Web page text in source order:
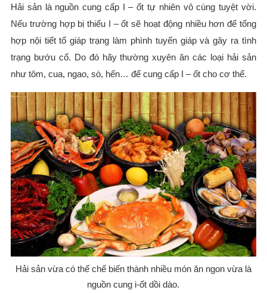
Hải sản là nguồn cung cấp I – ốt tự nhiên vô cùng tuyệt vời.
Nếu trường hợp bị thiếu I – ốt sẽ hoạt động nhiều hơn để tổng
hợp nội tiết tố giáp trạng làm phình tuyến giáp và gây ra tình
trạng bướu cổ. Do đó hãy thường xuyên ăn các loại hải sản
như tôm, cua, ngao, sò, hến… để cung cấp I – ốt cho cơ thể.
Hải sản vừa có thể chế biến thành nhiều món ăn ngon vừa là
nguồn cung i-ốt dồi dào.